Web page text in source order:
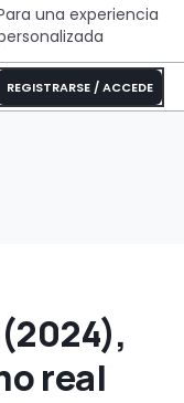
una experiencia
REGISTRARSE / ACCEDE
real